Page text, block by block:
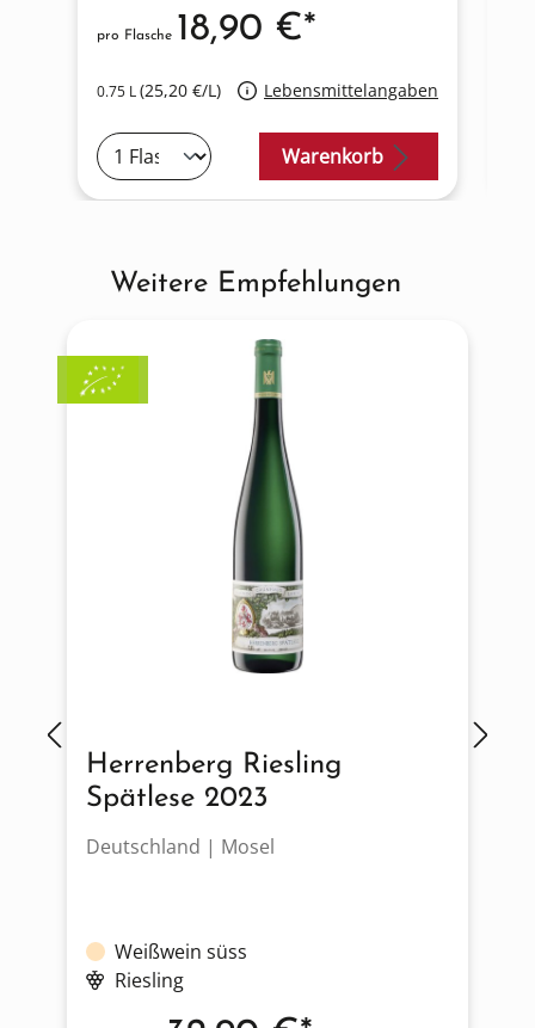
0.75 L(25,20 €/L) Lebensmittelangaben
pro Flasche 18,90 €*
Warenkorb
Produktgalerie überspringen
Weitere Empfehlungen
Herrenberg Riesling
Spätlese 2023
Deutschland | Mosel
Weißwein süss
Riesling